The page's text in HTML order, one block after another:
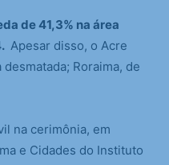
de 41,3% na área
Apesar disso, o Acre
Roraima, de
na cerimônia, em
e Cidades do Instituto